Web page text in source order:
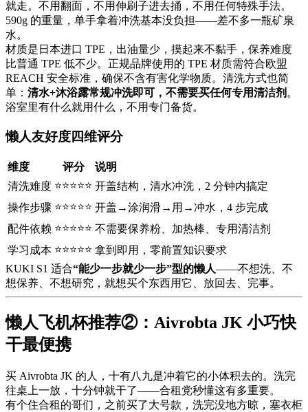
就走。不用翻面，不用伸刷子进去捅，不用任何特殊手法。
590g 的重量，单手拿着冲洗基本没负担——差不多一瓶矿泉
水。
材质是日本进口 TPE，出油量少，摸起来不黏手，保养难度
比普通 TPE 低不少。正规品牌使用的 TPE 材质需符合欧盟
REACH 安全标准，确保不含有害化学物质。清洗方式也简
单： 清水+沐浴露常规冲洗即可，不需要买任何专用清洁剂 。
浴室里有什么就用什么，不用专门备货。
懒人友好度四维评分
维度 评分
说明
清洗难度 ⭐⭐⭐⭐⭐ 开盖结构，清水冲洗，2 分钟内搞定
操作步骤 ⭐⭐⭐⭐⭐ 开盖→涂润滑→用→冲水，4 步完成
配件依赖 ⭐⭐⭐⭐⭐ 不需要保养粉、加热棒、专用清洁剂
学习成本 ⭐⭐⭐⭐⭐ 拿到即用，零前置知识要求
KUKI S1 适合“能少一步就少一步”型的懒人——不想洗、不
想保养、不想研究，就想买个东西用它、放回去、完事。
懒人飞机杯推荐②：Aivrobta JK 小巧快
干最便携
买 Aivrobta JK 的人，十有八九是冲着它的小体积去的。洗完
往桌上一放，十分钟就干了——合租党秒懂这有多重要。
有个住合租的哥们，之前买了大号款，洗完没地方晾，塞衣柜